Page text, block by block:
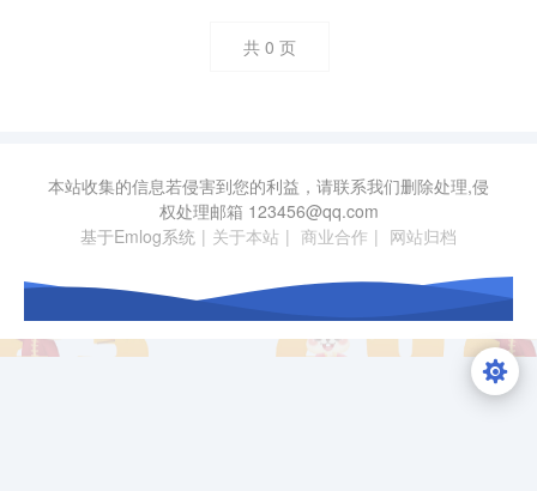
共 0 页
本站收集的信息若侵害到您的利益，请联系我们删除处理,侵
权处理邮箱 123456@qq.com
基于Emlog系统 | 关于本站 | 商业合作 | 网站归档